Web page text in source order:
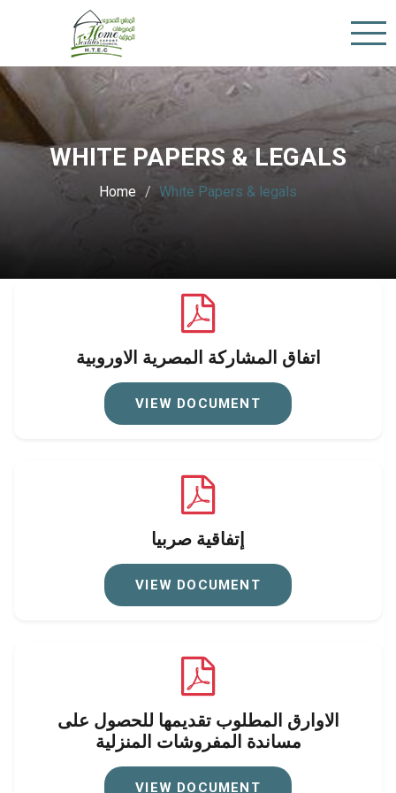
WHITE PAPERS & LEGALS
Home White Papers & legals
اتفاق المشاركة المصرية الاوروبية
VIEW DOCUMENT
إتفاقية صربيا
VIEW DOCUMENT
الاوارق المطلوب تقديمها للحصول على
مساندة المفروشات المنزلية
VIEW DOCUMENT